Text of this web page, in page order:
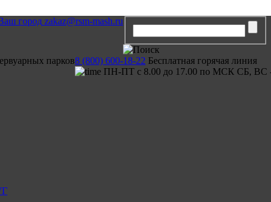
zakaz@rsm-mash.ru
парков8 (800) 600-18-22 Бесплатная горячая линия
ПН-ПТ с 8.00 до 17.00 по МСК СБ, ВС